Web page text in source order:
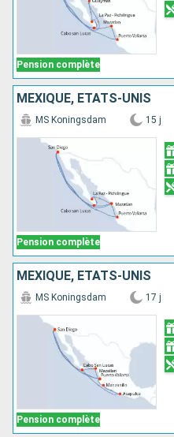
Pension complète
MEXIQUE, ÉTATS-UNIS
Pension complète
MS Koningsdam 15 j
MEXIQUE, ÉTATS-UNIS
Pension complète
MS Koningsdam 17 j